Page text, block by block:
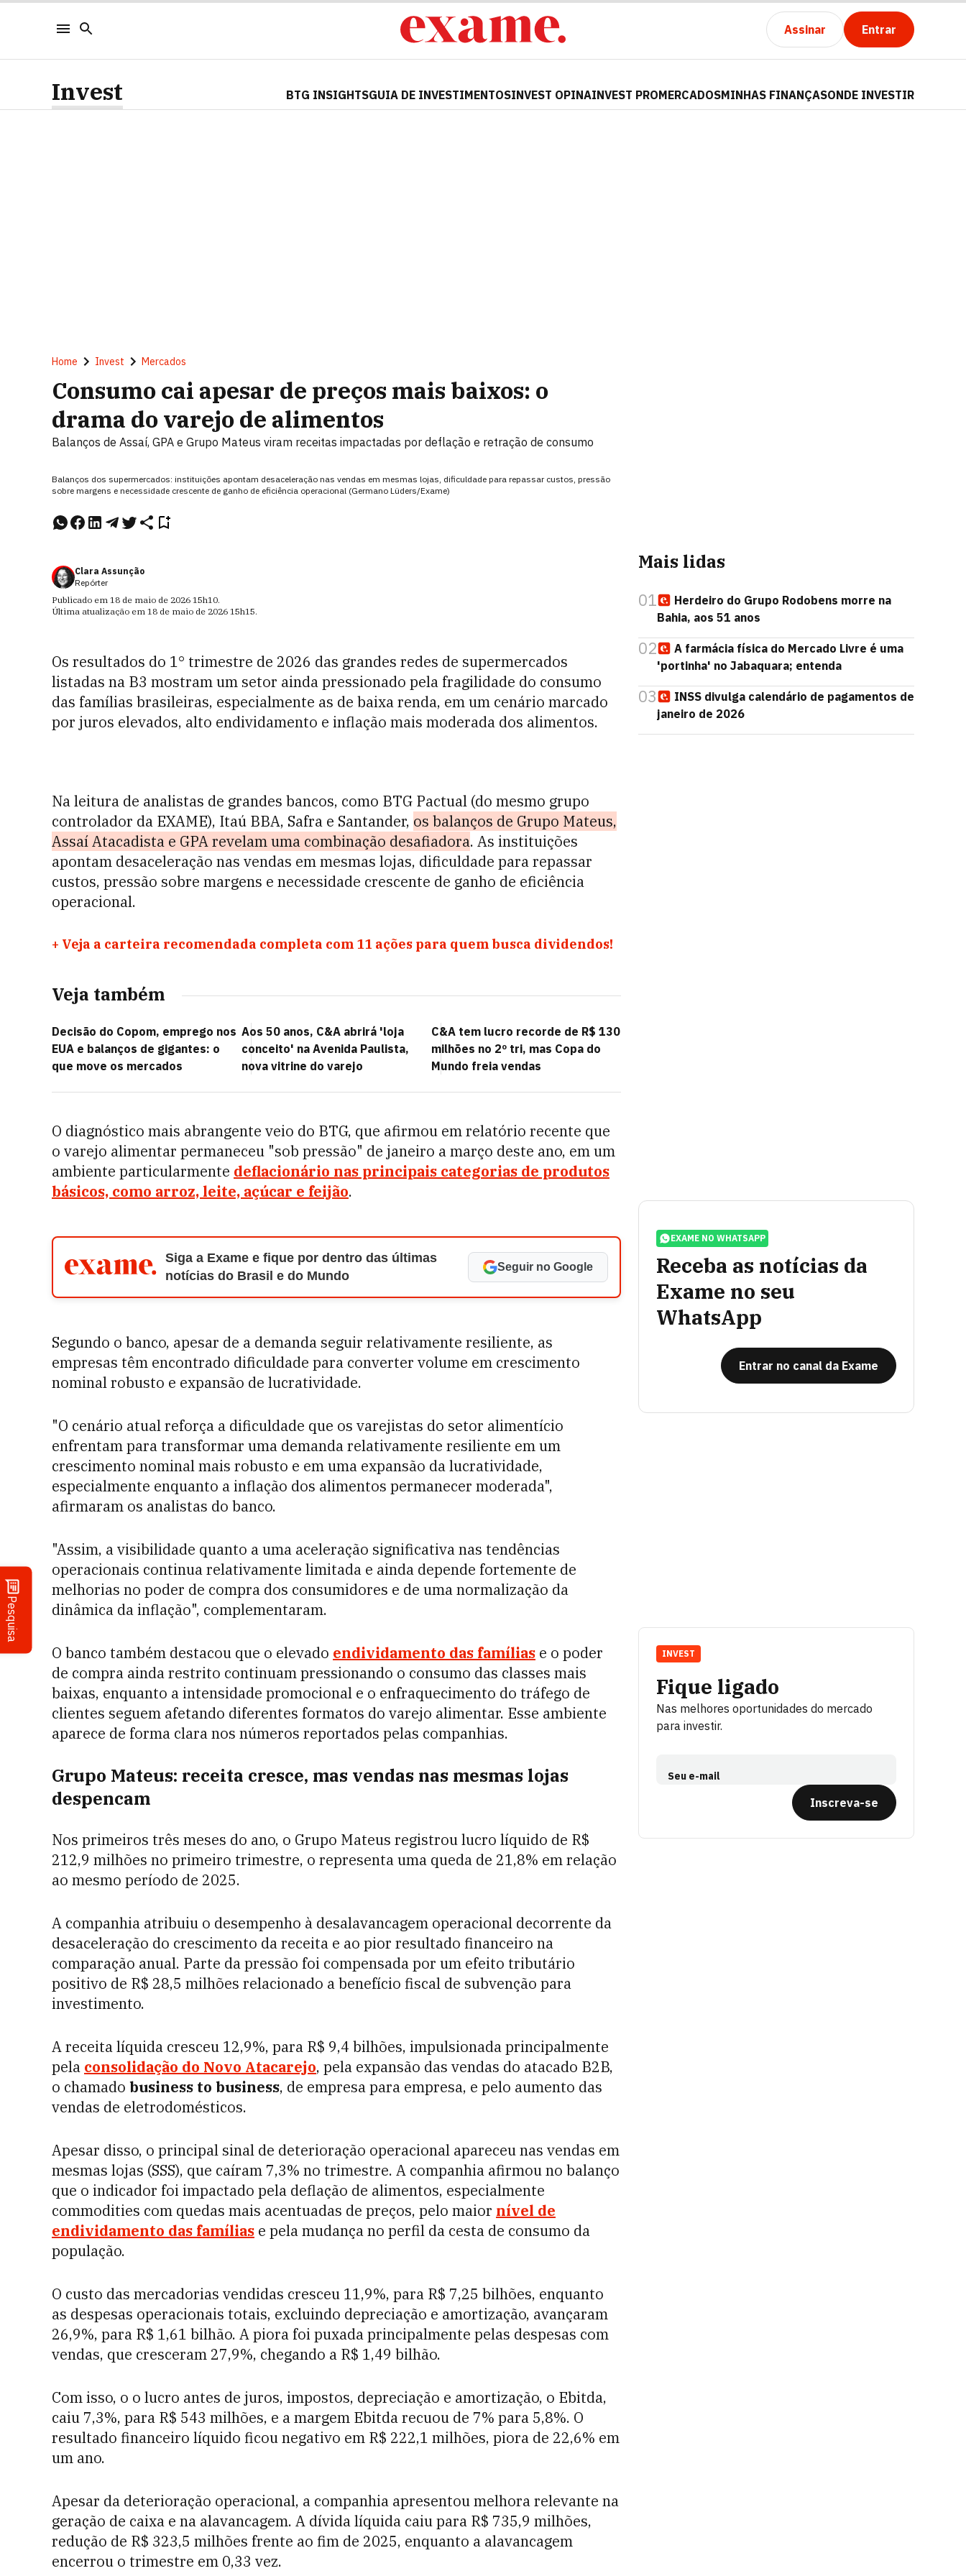
Assinar Entrar
Pesquisa
Invest BTG INSIGHTSGUIA DE INVESTIMENTOSINVEST OPINAINVEST PROMERCADOSMINHAS FINANÇASONDE INVESTIR
Home Invest Mercados
Consumo cai apesar de preços mais baixos: o
drama do varejo de alimentos
Balanços de Assaí, GPA e Grupo Mateus viram receitas impactadas por deflação e retração de consumo
Balanços dos supermercados: instituições apontam desaceleração nas vendas em mesmas lojas, dificuldade para repassar custos, pressão
sobre margens e necessidade crescente de ganho de eficiência operacional (Germano Lüders/Exame)
Clara Assunção
Repórter
Publicado em 18 de maio de 2026 15h10.
Última atualização em 18 de maio de 2026 15h15.
Os resultados do 1° trimestre de 2026 das grandes redes de supermercados
listadas na B3 mostram um setor ainda pressionado pela fragilidade do consumo
das famílias brasileiras, especialmente as de baixa renda, em um cenário marcado
por juros elevados, alto endividamento e inflação mais moderada dos alimentos.
Na leitura de analistas de grandes bancos, como BTG Pactual (do mesmo grupo
controlador da EXAME), Itaú BBA, Safra e Santander, os balanços de Grupo Mateus,
Assaí Atacadista e GPA revelam uma combinação desafiadora. As instituições
apontam desaceleração nas vendas em mesmas lojas, dificuldade para repassar
custos, pressão sobre margens e necessidade crescente de ganho de eficiência
operacional.
+ Veja a carteira recomendada completa com 11 ações para quem busca dividendos!
Veja também
Decisão do Copom, emprego nos
EUA e balanços de gigantes: o
que move os mercados
Aos 50 anos, C&A abrirá 'loja
conceito' na Avenida Paulista,
nova vitrine do varejo
C&A tem lucro recorde de R$ 130
milhões no 2º tri, mas Copa do
Mundo freia vendas
O diagnóstico mais abrangente veio do BTG, que afirmou em relatório recente que
o varejo alimentar permaneceu "sob pressão" de janeiro a março deste ano, em um
ambiente particularmente deflacionário nas principais categorias de produtos
básicos, como arroz, leite, açúcar e feijão.
Siga a Exame e fique por dentro das últimas
notícias do Brasil e do Mundo
Seguir no Google
Segundo o banco, apesar de a demanda seguir relativamente resiliente, as
empresas têm encontrado dificuldade para converter volume em crescimento
nominal robusto e expansão de lucratividade.
"O cenário atual reforça a dificuldade que os varejistas do setor alimentício
enfrentam para transformar uma demanda relativamente resiliente em um
crescimento nominal mais robusto e em uma expansão da lucratividade,
especialmente enquanto a inflação dos alimentos permanecer moderada",
afirmaram os analistas do banco.
"Assim, a visibilidade quanto a uma aceleração significativa nas tendências
operacionais continua relativamente limitada e ainda depende fortemente de
melhorias no poder de compra dos consumidores e de uma normalização da
dinâmica da inflação", complementaram.
O banco também destacou que o elevado endividamento das famílias e o poder
de compra ainda restrito continuam pressionando o consumo das classes mais
baixas, enquanto a intensidade promocional e o enfraquecimento do tráfego de
clientes seguem afetando diferentes formatos do varejo alimentar. Esse ambiente
aparece de forma clara nos números reportados pelas companhias.
Grupo Mateus: receita cresce, mas vendas nas mesmas lojas
despencam
Nos primeiros três meses do ano, o Grupo Mateus registrou lucro líquido de R$
212,9 milhões no primeiro trimestre, o representa uma queda de 21,8% em relação
ao mesmo período de 2025.
A companhia atribuiu o desempenho à desalavancagem operacional decorrente da
desaceleração do crescimento da receita e ao pior resultado financeiro na
comparação anual. Parte da pressão foi compensada por um efeito tributário
positivo de R$ 28,5 milhões relacionado a benefício fiscal de subvenção para
investimento.
A receita líquida cresceu 12,9%, para R$ 9,4 bilhões, impulsionada principalmente
pela consolidação do Novo Atacarejo, pela expansão das vendas do atacado B2B,
o chamado business to business, de empresa para empresa, e pelo aumento das
vendas de eletrodomésticos.
Apesar disso, o principal sinal de deterioração operacional apareceu nas vendas em
mesmas lojas (SSS), que caíram 7,3% no trimestre. A companhia afirmou no balanço
que o indicador foi impactado pela deflação de alimentos, especialmente
commodities com quedas mais acentuadas de preços, pelo maior nível de
endividamento das famílias e pela mudança no perfil da cesta de consumo da
população.
O custo das mercadorias vendidas cresceu 11,9%, para R$ 7,25 bilhões, enquanto
as despesas operacionais totais, excluindo depreciação e amortização, avançaram
26,9%, para R$ 1,61 bilhão. A piora foi puxada principalmente pelas despesas com
vendas, que cresceram 27,9%, chegando a R$ 1,49 bilhão.
Com isso, o o lucro antes de juros, impostos, depreciação e amortização, o Ebitda,
caiu 7,3%, para R$ 543 milhões, e a margem Ebitda recuou de 7% para 5,8%. O
resultado financeiro líquido ficou negativo em R$ 222,1 milhões, piora de 22,6% em
um ano.
Apesar da deterioração operacional, a companhia apresentou melhora relevante na
geração de caixa e na alavancagem. A dívida líquida caiu para R$ 735,9 milhões,
redução de R$ 323,5 milhões frente ao fim de 2025, enquanto a alavancagem
encerrou o trimestre em 0,33 vez.
Mais lidas
01
Herdeiro do Grupo Rodobens morre na
Bahia, aos 51 anos
02
A farmácia física do Mercado Livre é uma
'portinha' no Jabaquara; entenda
03
INSS divulga calendário de pagamentos de
janeiro de 2026
EXAME NO WHATSAPP
Receba as notícias da
Exame no seu
WhatsApp
Entrar no canal da Exame
Fique ligado
Nas melhores oportunidades do mercado
para investir.
Seu e-mail
Inscreva-se
INVEST